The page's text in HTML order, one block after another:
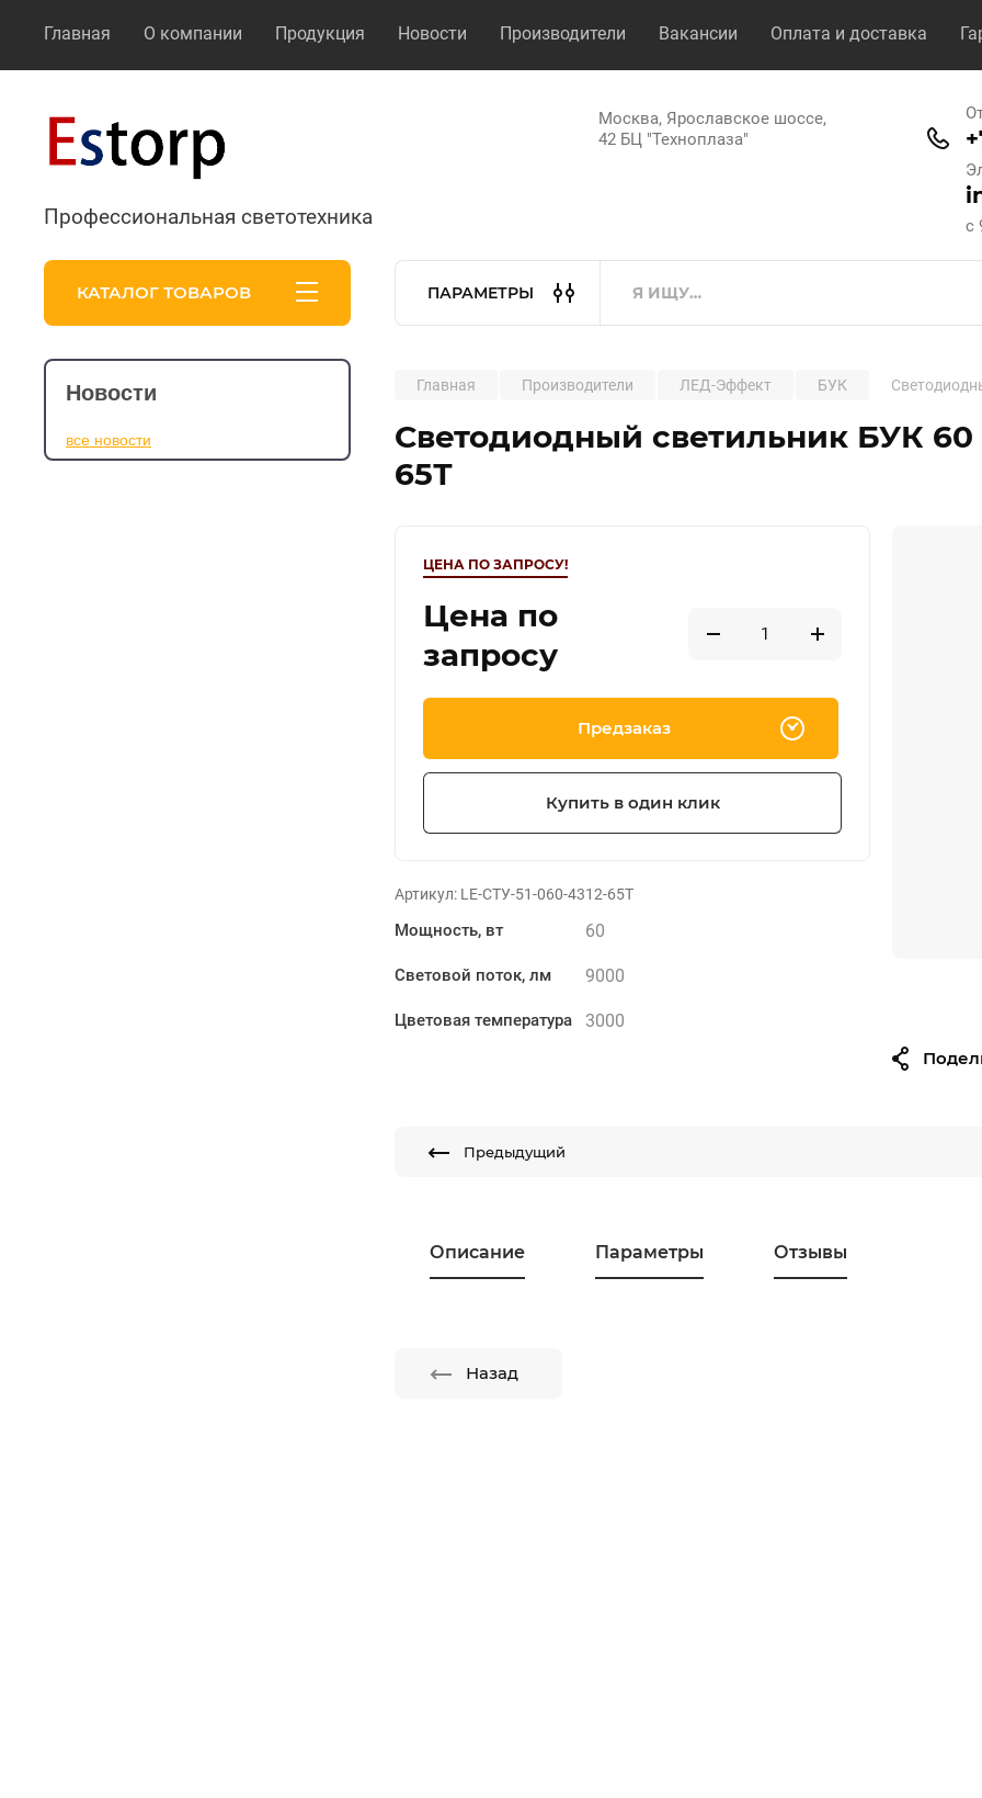
Главная О компании Продукция Новости Производители Вакансии Оплата и доставка
Профессиональная светотехника
Москва, Ярославское шоссе,
42 БЦ "Техноплаза"
с
КАТАЛОГ ТОВАРОВ ПАРАМЕТРЫ
Новости
все новости
Главная Производители ЛЕД-Эффект БУК
Светодиодный светильник БУК 60
65Т
ЦЕНА ПО ЗАПРОСУ!
Цена по
запросу
Предзаказ
Купить в один клик
Артикул: LE-СТУ-51-060-4312-65Т
Мощность, вт 60
Световой поток, лм 9000
Цветовая температура
3000
Предыдущий
Описание Параметры Отзывы
Назад